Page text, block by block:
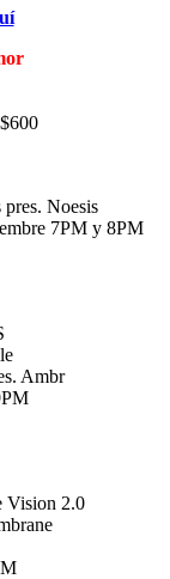
Noesis
7PM y 8PM
Ambr
Vision 2.0